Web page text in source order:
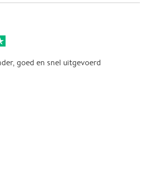
goed en snel uitgevoerd